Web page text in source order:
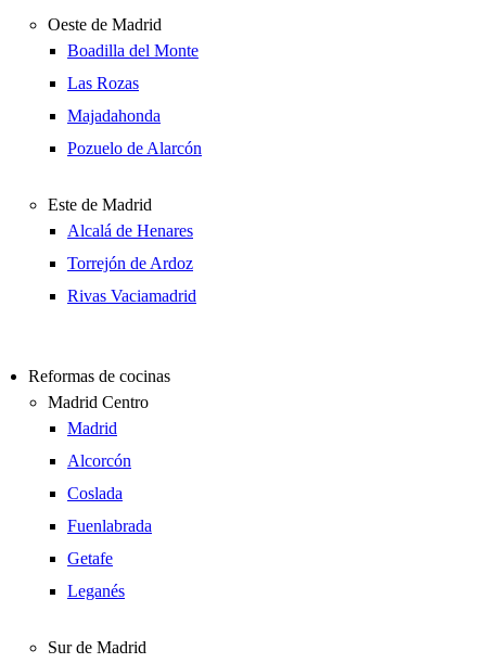
Oeste de Madrid
Boadilla del Monte
Las Rozas
Majadahonda
Pozuelo de Alarcón
Este de Madrid
Alcalá de Henares
Torrejón de Ardoz
Rivas Vaciamadrid
Reformas de cocinas
Madrid Centro
Madrid
Alcorcón
Coslada
Fuenlabrada
Getafe
Leganés
Sur de Madrid